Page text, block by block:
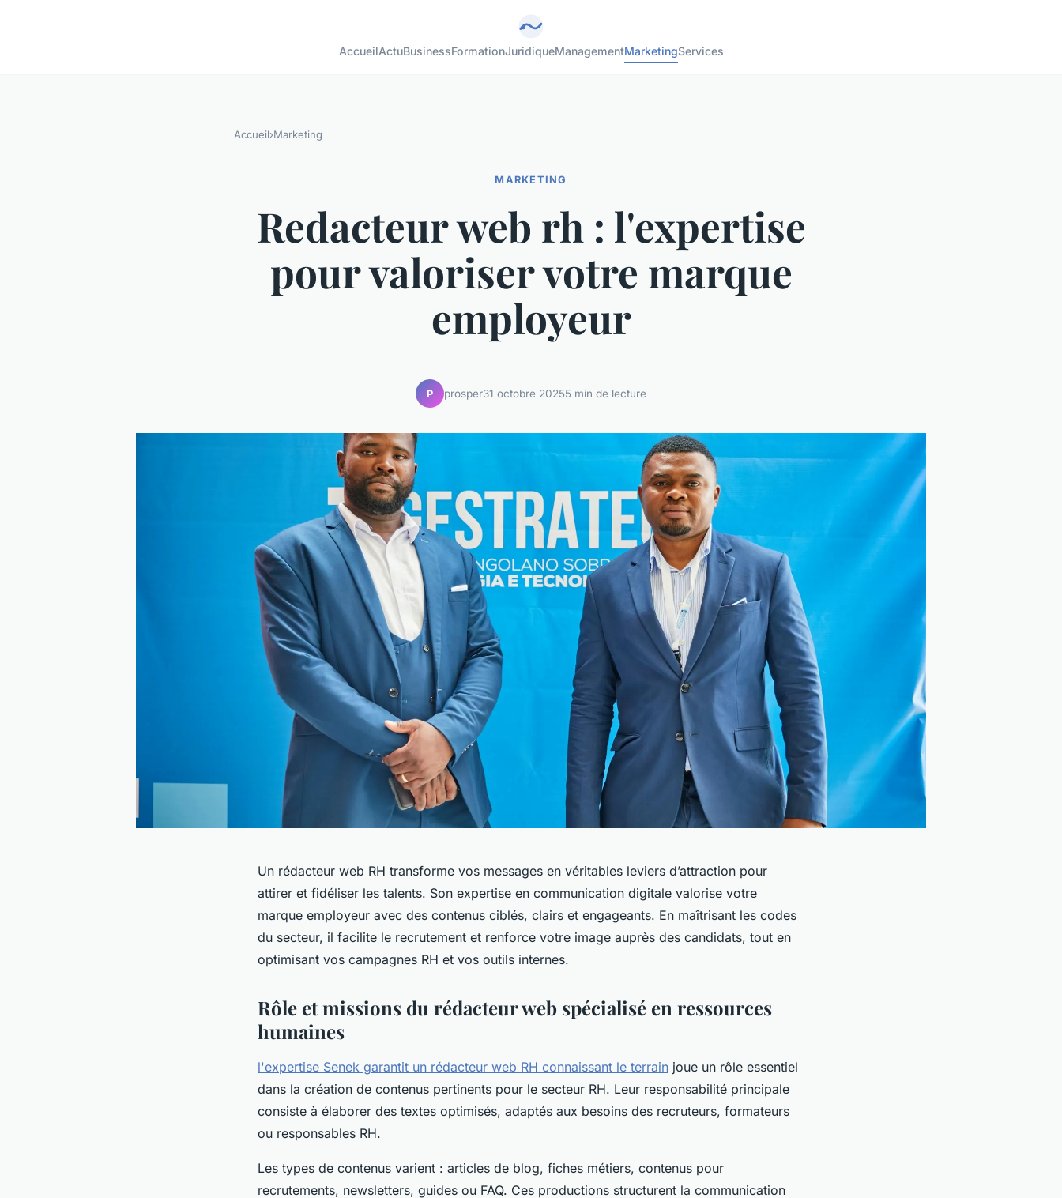
AccueilActuBusinessFormationJuridiqueManagementMarketingServices
Accueil›Marketing
MARKETING
Redacteur web rh : l'expertise
pour valoriser votre marque
employeur
P prosper31 octobre 20255 min de lecture
Un rédacteur web RH transforme vos messages en véritables leviers d’attraction pour
attirer et fidéliser les talents. Son expertise en communication digitale valorise votre
marque employeur avec des contenus ciblés, clairs et engageants. En maîtrisant les codes
du secteur, il facilite le recrutement et renforce votre image auprès des candidats, tout en
optimisant vos campagnes RH et vos outils internes.
Rôle et missions du rédacteur web spécialisé en ressources
humaines
l'expertise Senek garantit un rédacteur web RH connaissant le terrain joue un rôle essentiel
dans la création de contenus pertinents pour le secteur RH. Leur responsabilité principale
consiste à élaborer des textes optimisés, adaptés aux besoins des recruteurs, formateurs
ou responsables RH.
Les types de contenus varient : articles de blog, fiches métiers, contenus pour
recrutements, newsletters, guides ou FAQ. Ces productions structurent la communication